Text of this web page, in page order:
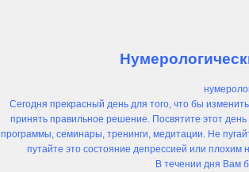
Сегодня прекрасный день для того, что бы
принять правильное решение. Посвятите этот
программы, семинары, тренинги, медитации. Не
путайте это состояние депрессией или
В течении дня Вам